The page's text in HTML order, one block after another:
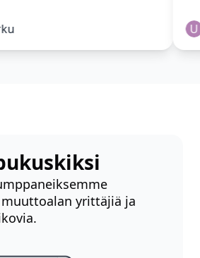
yrittäjiä ja